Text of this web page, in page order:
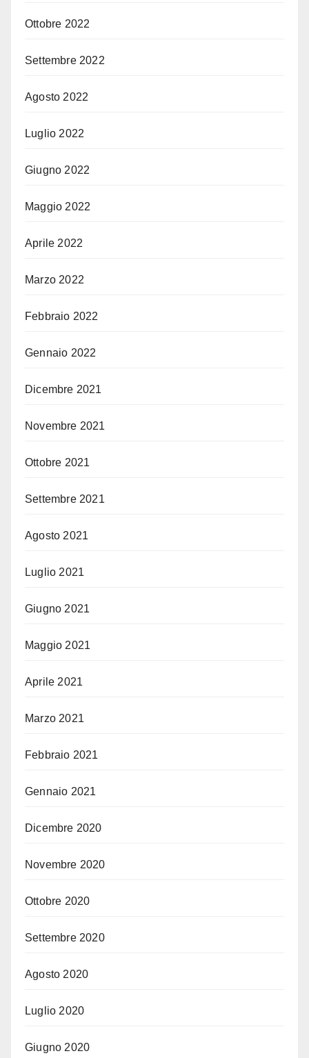
Ottobre 2022
Settembre 2022
Agosto 2022
Luglio 2022
Giugno 2022
Maggio 2022
Aprile 2022
Marzo 2022
Febbraio 2022
Gennaio 2022
Dicembre 2021
Novembre 2021
Ottobre 2021
Settembre 2021
Agosto 2021
Luglio 2021
Giugno 2021
Maggio 2021
Aprile 2021
Marzo 2021
Febbraio 2021
Gennaio 2021
Dicembre 2020
Novembre 2020
Ottobre 2020
Settembre 2020
Agosto 2020
Luglio 2020
Giugno 2020